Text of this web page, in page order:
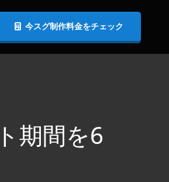
今スグ制作料金をチェック
期間を6